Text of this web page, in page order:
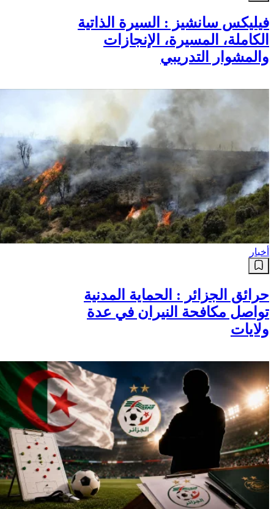
فيليكس سانشيز : السيرة الذاتية
الكاملة، المسيرة، الإنجازات
والمشوار التدريبي
أخبار
حرائق الجزائر : الحماية المدنية
تواصل مكافحة النيران في عدة
ولايات